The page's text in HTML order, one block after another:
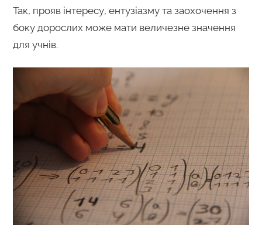
Так, прояв інтересу, ентузіазму та заохочення з
боку дорослих може мати величезне значення
для учнів.